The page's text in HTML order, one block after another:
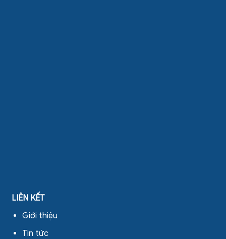
LIÊN KẾT
Giới thiệu
Tin tức